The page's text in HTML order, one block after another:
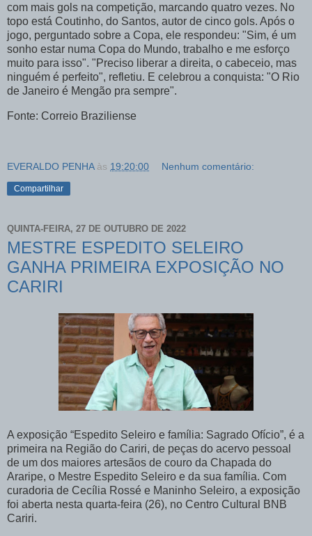
com mais gols na competição, marcando quatro vezes. No
topo está Coutinho, do Santos, autor de cinco gols. Após o
jogo, perguntado sobre a Copa, ele respondeu: "Sim, é um
sonho estar numa Copa do Mundo, trabalho e me esforço
muito para isso". "Preciso liberar a direita, o cabeceio, mas
ninguém é perfeito", refletiu. E celebrou a conquista: "O Rio
de Janeiro é Mengão pra sempre".
Fonte: Correio Braziliense
EVERALDO PENHA às 19:20:00 Nenhum comentário:
Compartilhar
QUINTA-FEIRA, 27 DE OUTUBRO DE 2022
MESTRE ESPEDITO SELEIRO
GANHA PRIMEIRA EXPOSIÇÃO NO
CARIRI
A exposição “Espedito Seleiro e família: Sagrado Ofício”, é a
primeira na Região do Cariri, de peças do acervo pessoal
de um dos maiores artesãos de couro da Chapada do
Araripe, o Mestre Espedito Seleiro e da sua família. Com
curadoria de Cecília Rossé e Maninho Seleiro, a exposição
foi aberta nesta quarta-feira (26), no Centro Cultural BNB
Cariri.